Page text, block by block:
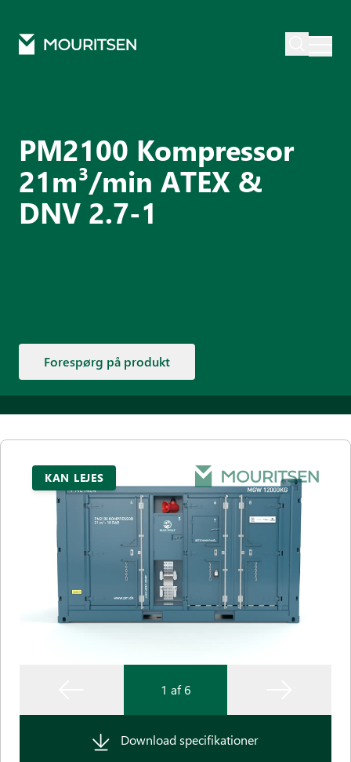
Trykluft
PM2100 Kompressor
21m³/min ATEX &
DNV 2.7-1
Forespørg på produkt
KAN LEJES
1 af 6
Download specifikationer